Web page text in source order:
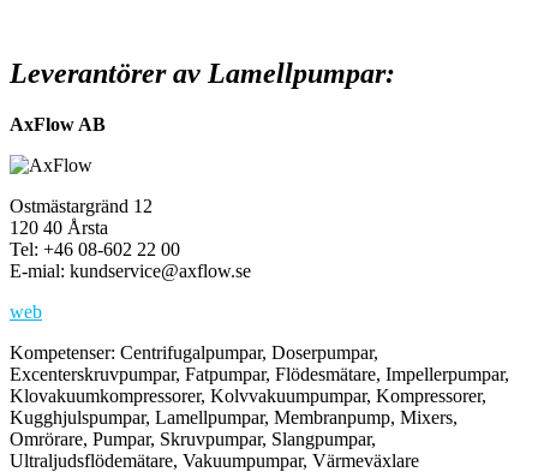
Leverantörer av Lamellpumpar:
AxFlow AB
Ostmästargränd 12
120 40 Årsta
Tel: +46 08-602 22 00
E-mial: kundservice@axflow.se
web
Kompetenser: Centrifugalpumpar, Doserpumpar,
Excenterskruvpumpar, Fatpumpar, Flödesmätare, Impellerpumpar,
Klovakuumkompressorer, Kolvvakuumpumpar, Kompressorer,
Kugghjulspumpar, Lamellpumpar, Membranpump, Mixers,
Omrörare, Pumpar, Skruvpumpar, Slangpumpar,
Ultraljudsflödemätare, Vakuumpumpar, Värmeväxlare